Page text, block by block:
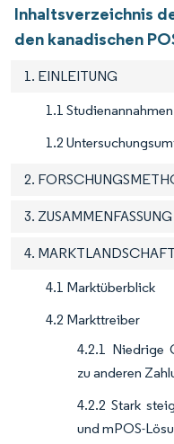
Inhaltsverzeichnis
den kanadischen
1. EINLEITUNG
1.1
1.2
2.
3.
4. MARKTLANDSCHAFT
4.1 Marktüberblick
4.2 Markttreiber
4.2.1 Niedrige
zu anderen
4.2.2 Stark
und mPOS-